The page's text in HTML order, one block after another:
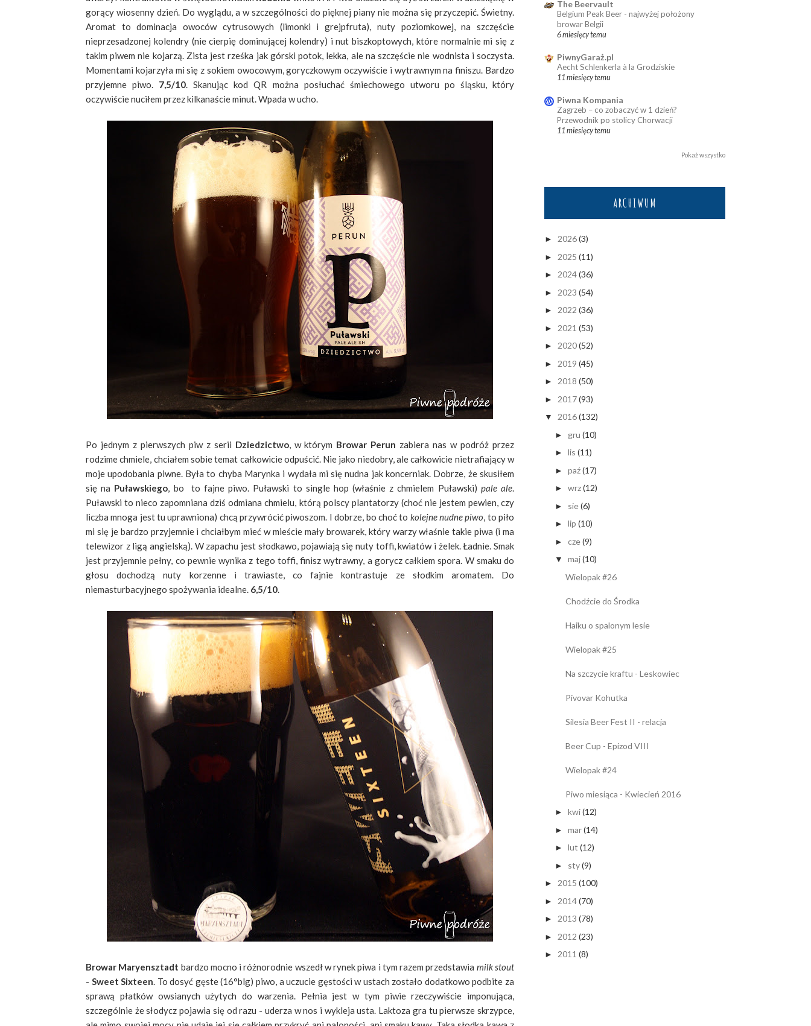
gorący wiosenny dzień. Do wyglądu, a w szczególności do pięknej piany nie można się przyczepić. Świetny.
Aromat to dominacja owoców cytrusowych (limonki i grejpfruta), nuty poziomkowej, na szczęście
nieprzesadzonej kolendry (nie cierpię dominującej kolendry) i nut biszkoptowych, które normalnie mi się z
takim piwem nie kojarzą. Zista jest rześka jak górski potok, lekka, ale na szczęście nie wodnista i soczysta.
Momentami kojarzyła mi się z sokiem owocowym, goryczkowym oczywiście i wytrawnym na finiszu. Bardzo
przyjemne piwo. 7,5/10. Skanując kod QR można posłuchać śmiechowego utworu po śląsku, który
oczywiście nuciłem przez kilkanaście minut. Wpada w ucho.
Po jednym z pierwszych piw z serii Dziedzictwo, w którym Browar Perun zabiera nas w podróż przez
rodzime chmiele, chciałem sobie temat całkowicie odpuścić. Nie jako niedobry, ale całkowicie nietrafiający w
moje upodobania piwne. Była to chyba Marynka i wydała mi się nudna jak koncerniak. Dobrze, że skusiłem
się na Puławskiego, bo to fajne piwo. Puławski to single hop (właśnie z chmielem Puławski) pale ale.
Puławski to nieco zapomniana dziś odmiana chmielu, którą polscy plantatorzy (choć nie jestem pewien, czy
liczba mnoga jest tu uprawniona) chcą przywrócić piwoszom. I dobrze, bo choć to kolejne nudne piwo, to piło
mi się je bardzo przyjemnie i chciałbym mieć w mieście mały browarek, który warzy właśnie takie piwa (i ma
telewizor z ligą angielską). W zapachu jest słodkawo, pojawiają się nuty toffi, kwiatów i żelek. Ładnie. Smak
jest przyjemnie pełny, co pewnie wynika z tego toffi, finisz wytrawny, a gorycz całkiem spora. W smaku do
głosu dochodzą nuty korzenne i trawiaste, co fajnie kontrastuje ze słodkim aromatem. Do
niemasturbacyjnego spożywania idealne. 6,5/10.
Browar Maryensztadt bardzo mocno i różnorodnie wszedł w rynek piwa i tym razem przedstawia milk stout
- Sweet Sixteen. To dosyć gęste (16°blg) piwo, a uczucie gęstości w ustach zostało dodatkowo podbite za
sprawą płatków owsianych użytych do warzenia. Pełnia jest w tym piwie rzeczywiście imponująca,
szczególnie że słodycz pojawia się od razu - uderza w nos i wykleja usta. Laktoza gra tu pierwsze skrzypce,
The Beervault
Belgium Peak Beer - najwyżej położony
browar Belgii
6 miesięcy temu
PiwnyGaraż.pl
Aecht Schlenkerla à la Grodziskie
11 miesięcy temu
Piwna Kompania
Zagrzeb – co zobaczyć w 1 dzień?
Przewodnik po stolicy Chorwacji
11 miesięcy temu
Pokaż wszystko
ARCHIWUM
► 2026(3)
► 2025 (11)
► 2024(36)
► 2023 (54)
► 2022 (36)
► 2021 (53)
► 2020(52)
► 2019 (45)
► 2018 (50)
► 2017(93)
▼ 2016(132)
► gru (10)
► lis (11)
► paź(17)
► wrz(12)
► sie(6)
► lip (10)
► cze(9)
▼ maj(10)
Wielopak #26
Chodźcie do Środka
Haiku o spalonym lesie
Wielopak #25
Na szczycie kraftu - Leskowiec
Pivovar Kohutka
Silesia Beer Fest II - relacja
Beer Cup - Epizod VIII
Wielopak #24
Piwo miesiąca - Kwiecień 2016
► kwi(12)
► mar(14)
► lut (12)
► sty(9)
► 2015 (100)
► 2014(70)
► 2013 (78)
► 2012 (23)
► 2011 (8)